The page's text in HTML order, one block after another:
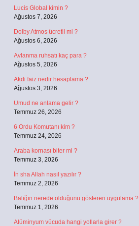
Lucis Global kimin ?
Ağustos 7, 2026
Dolby Atmos ücretli mi ?
Ağustos 6, 2026
Avlanma ruhsatı kaç para ?
Ağustos 5, 2026
Akdi faiz nedir hesaplama ?
Ağustos 3, 2026
Umud ne anlama gelir ?
Temmuz 26, 2026
6 Ordu Komutanı kim ?
Temmuz 24, 2026
Araba kornası biter mi ?
Temmuz 3, 2026
İn sha Allah nasıl yazılır ?
Temmuz 2, 2026
Balığın nerede olduğunu gösteren uygulama ?
Temmuz 1, 2026
Alüminyum vücuda hangi yollarla girer ?